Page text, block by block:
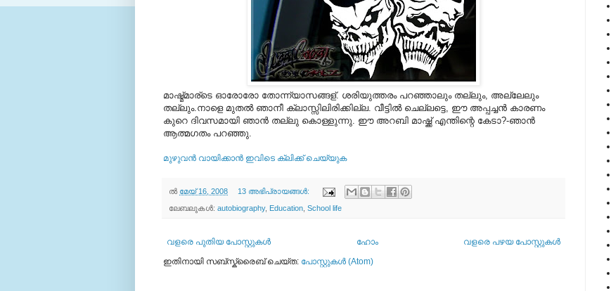
മാഷ്മ്മാര്ടെ ഓരോരോ തോന്ന്യാസങ്ങള്. ശരിയുത്തരം പറഞ്ഞാലും തല്ലും, അല്ലേലും
തല്ലും.നാളെ മുതല്‍ ഞാനീ ക്ലാസ്സിലിരിക്കില്ല. വീട്ടില്‍ ചെല്ലട്ടെ, ഈ അപ്പച്ചന്‍ കാരണം
കുറെ ദിവസമായി ഞാന്‍ തല്ലു കൊള്ളുന്നു. ഈ അറബി മാഷ്ക്ക് എന്തിന്റെ കേടാ?-ഞാന്‍
ആത്മഗതം പറഞ്ഞു.
മുഴുവന്‍ വായിക്കാന്‍ ഇവിടെ ക്ലിക്ക്‌ ചെയ്യുക
ല്‍ മേയ് 16, 2008 13 അഭിപ്രായങ്ങൾ:
ലേബലുകള്‍: autobiography, Education, School life
വളരെ പുതിയ പോസ്റ്റുകള്‍ വളരെ പഴയ പോസ്റ്റുകള്‍
ഹോം
ഇതിനായി സബ്‌സ്ക്രൈബ് ചെയ്ത: പോസ്റ്റുകള്‍ (Atom)